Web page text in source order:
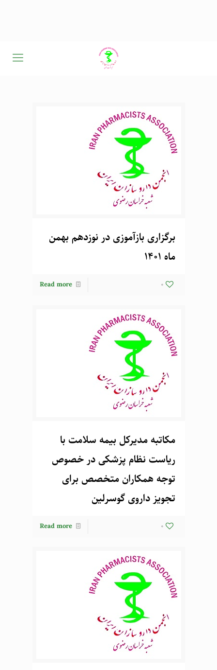
برگزاری بازآموزی در نوزدهم بهمن
ماه 1401
0
Read more
مکاتبه مدیرکل بیمه سلامت با
ریاست نظام پزشکی در خصوص
توجه همکاران متخصص برای
تجویز داروی گوسرلین
0
Read more